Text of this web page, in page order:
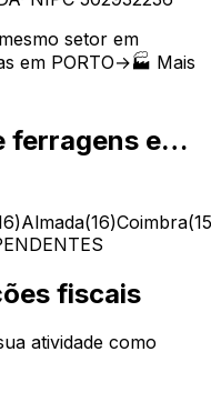
setor em
em PORTO→🏭 Mais
ferragens e…
)Almada(16)Coimbra(15
fiscais
atividade como